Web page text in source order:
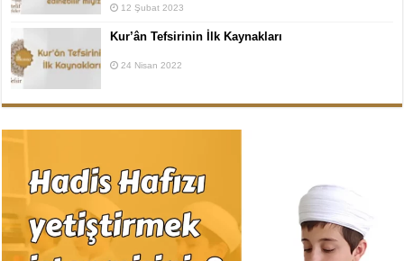
12 Şubat 2023
Kur’ân Tefsirinin İlk Kaynakları
24 Nisan 2022